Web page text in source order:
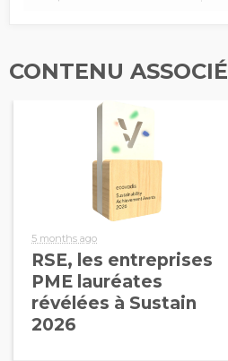
CONTENU ASSOCIÉ
5 months ago
RSE, les entreprises
PME lauréates
révélées à Sustain
2026